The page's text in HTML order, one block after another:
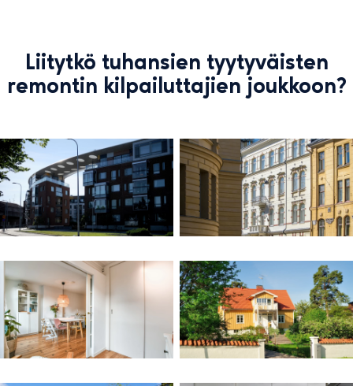
Liitytkö tuhansien tyytyväisten
remontin kilpailuttajien joukkoon?